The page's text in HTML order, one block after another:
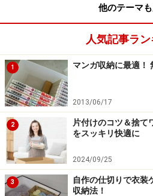
他のテーマ
人気記事ラ
1 マンガ収納に最適！
2013/06/17
2
片付けのコツ＆捨て
をスッキリ快適に
2024/09/25
3
自作の仕切りで衣装
収納法！